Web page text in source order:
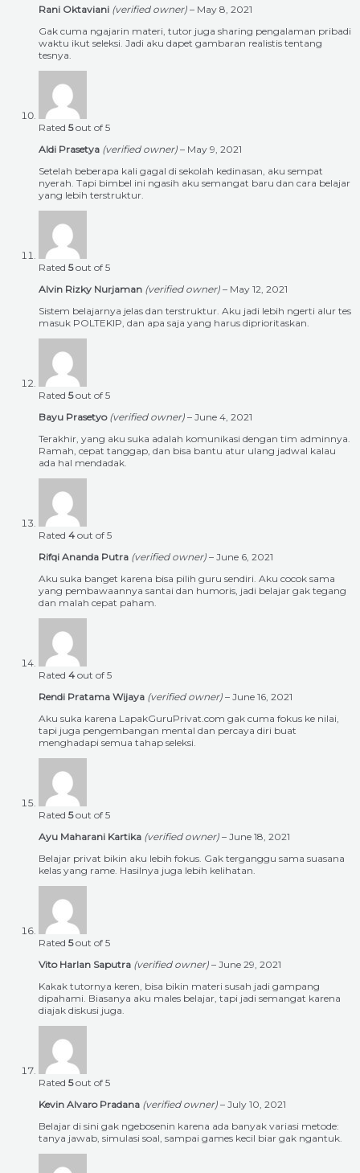
Rani Oktaviani (verified owner) – May 8, 2021
Gak cuma ngajarin materi, tutor juga sharing pengalaman pribadi
waktu ikut seleksi. Jadi aku dapet gambaran realistis tentang
tesnya.
Rated 5out of 5
Aldi Prasetya (verified owner) – May 9, 2021
Setelah beberapa kali gagal di sekolah kedinasan, aku sempat
nyerah. Tapi bimbel ini ngasih aku semangat baru dan cara belajar
yang lebih terstruktur.
Rated 5out of 5
Alvin Rizky Nurjaman (verified owner) – May 12, 2021
Sistem belajarnya jelas dan terstruktur. Aku jadi lebih ngerti alur tes
masuk POLTEKIP, dan apa saja yang harus diprioritaskan.
Rated 5out of 5
Bayu Prasetyo (verified owner) – June 4, 2021
Terakhir, yang aku suka adalah komunikasi dengan tim adminnya.
Ramah, cepat tanggap, dan bisa bantu atur ulang jadwal kalau
ada hal mendadak.
Rated 4 out of 5
Rifqi Ananda Putra (verified owner) – June 6, 2021
Aku suka banget karena bisa pilih guru sendiri. Aku cocok sama
yang pembawaannya santai dan humoris, jadi belajar gak tegang
dan malah cepat paham.
Rated 4 out of 5
Rendi Pratama Wijaya (verified owner) – June 16, 2021
Aku suka karena LapakGuruPrivat.com gak cuma fokus ke nilai,
tapi juga pengembangan mental dan percaya diri buat
menghadapi semua tahap seleksi.
Rated 5out of 5
Ayu Maharani Kartika (verified owner) – June 18, 2021
Belajar privat bikin aku lebih fokus. Gak terganggu sama suasana
kelas yang rame. Hasilnya juga lebih kelihatan.
Rated 5out of 5
Vito Harlan Saputra (verified owner) – June 29, 2021
Kakak tutornya keren, bisa bikin materi susah jadi gampang
dipahami. Biasanya aku males belajar, tapi jadi semangat karena
diajak diskusi juga.
Rated 5out of 5
Kevin Alvaro Pradana (verified owner) – July 10, 2021
Belajar di sini gak ngebosenin karena ada banyak variasi metode:
tanya jawab, simulasi soal, sampai games kecil biar gak ngantuk.